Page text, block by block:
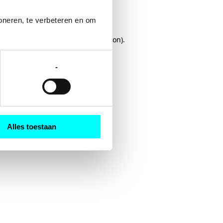
te verbeteren en om
-
Alles toestaan
for more information).